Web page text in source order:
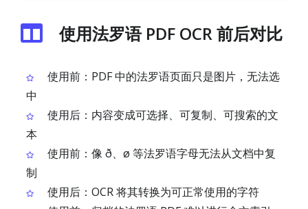
使用法罗语 PDF OCR 前后对比
使用前：PDF 中的法罗语页面只是图片，无法选
中
使用后：内容变成可选择、可复制、可搜索的文
本
使用前：像 ð、ø 等法罗语字母无法从文档中复
制
使用后：OCR 将其转换为可正常使用的字符